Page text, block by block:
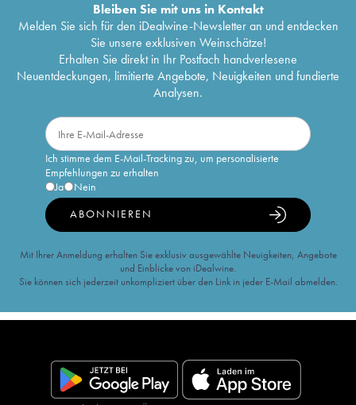
Bleiben Sie mit uns in Kontakt
Melden Sie sich für den iDealwine-Newsletter an und entdecken
Sie unsere exklusiven Weinschätze!
Erhalten Sie direkt in Ihr Postfach handverlesene
Neuentdeckungen, limitierte Angebote, Neuigkeiten und fundierte
Analysen.
Ich stimme dem E-Mail-Tracking zu, um personalisierte
Empfehlungen zu erhalten
Ja
Nein
ABONNIEREN
Mit Ihrer Anmeldung erhalten Sie exklusiv ausgewählte Neuigkeiten, Angebote
und Einblicke von iDealwine.
Sie können sich jederzeit unkompliziert über den Link in jeder E-Mail abmelden.